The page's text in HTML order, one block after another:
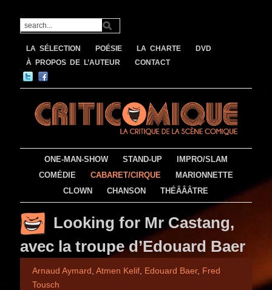
LA SÉLECTION POÉSIE LA CHARTE
DVD
À PROPOS DE L’AUTEUR
CONTACT
ONE-MAN-SHOW STAND-UP
IMPRO/SLAM
COMÉDIE
CABARET/CIRQUE
MARIONNETTE
CLOWN
CHANSON THÉÂÂÂTRE
Looking for Mr Castang,
avec la troupe d’Edouard Baer
Arnaud Aymard ,Atmen Kelif Edouard Baer, Fred
Tousch